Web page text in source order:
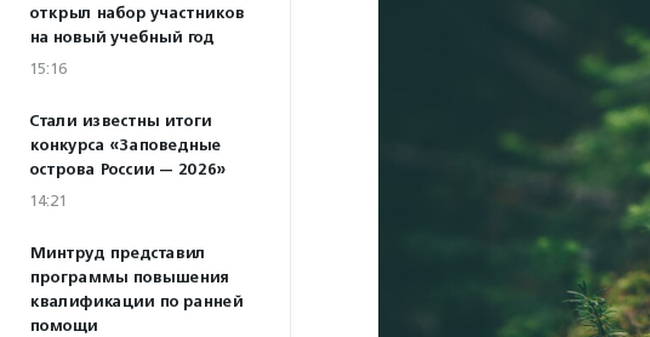
открыл набор участников
на новый учебный год
15:16
Стали известны итоги
конкурса «Заповедные
острова России — 2026»
14:21
Минтруд представил
программы повышения
квалификации по ранней
помощи